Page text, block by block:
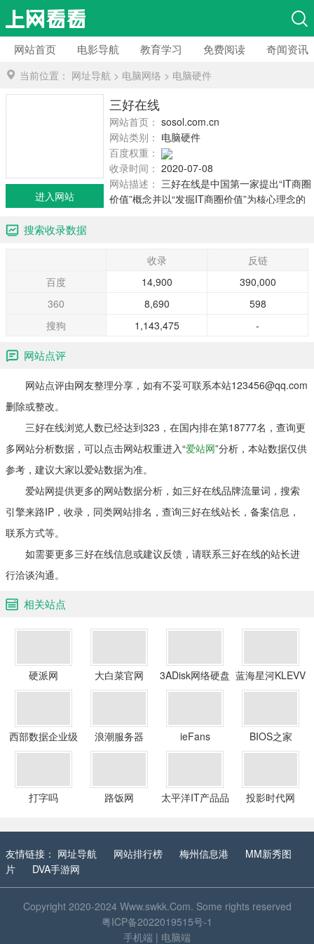
网站首页 电影导航 教育学习 免费阅读 奇闻资讯
当前位置： 网址导航 > 电脑网络 > 电脑硬件
三好在线
网站首页： sosol.com.cn
网站类别： 电脑硬件
百度权重：
收录时间： 2020-07-08
网站描述： 三好在线是中国第一家提出“IT商圈
价值”概念并以“发掘IT商圈价值”为核心理念的
进入网站
搜索收录数据
收录
反链
百度
14,900
390,000
360
8,690
598
搜狗
1,143,475 -
网站点评
网站点评由网友整理分享，如有不妥可联系本站123456@qq.com
删除或整改。
三好在线浏览人数已经达到323，在国内排在第18777名，查询更
多网站分析数据，可以点击网站权重进入“爱站网”分析，本站数据仅供
参考，建议大家以爱站数据为准。
爱站网提供更多的网站数据分析，如三好在线品牌流量词，搜索
引擎来路IP，收录，同类网站排名，查询三好在线站长，备案信息，
联系方式等。
如需要更多三好在线信息或建议反馈，请联系三好在线的站长进
行洽谈沟通。
相关站点
硬派网 大白菜官网 3ADisk网络硬盘 蓝海星河KLEVV
科赋中国区总代
西部数据企业级
硬盘总代理商
浪潮服务器 ieFans BIOS之家
打字吗 路饭网
太平洋IT产品品
投影时代网
友情链接： 网址导航 网站排行榜 梅州信息港
MM新秀图
片
DVA手游网
Copyright 2020-2024 Www.swkk.Com. Some rights reserved
粤ICP备2022019515号-1
手机端 | 电脑端